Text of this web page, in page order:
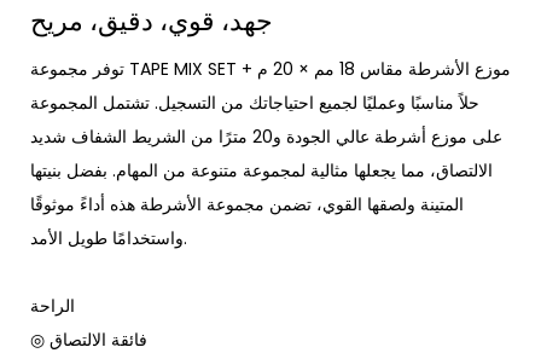
جهد، قوي، دقيق، مريح
توفر مجموعة TAPE MIX SET + موزع الأشرطة مقاس 18 مم × 20 م
حلاً مناسبًا وعمليًا لجميع احتياجاتك من التسجيل. تشتمل المجموعة
على موزع أشرطة عالي الجودة و20 مترًا من الشريط الشفاف شديد
الالتصاق، مما يجعلها مثالية لمجموعة متنوعة من المهام. بفضل بنيتها
المتينة ولصقها القوي، تضمن مجموعة الأشرطة هذه أداءً موثوقًا
واستخدامًا طويل الأمد.
◎ فائقة الالتصاق